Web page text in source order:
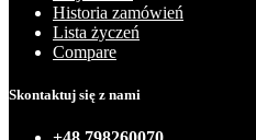
Historia zamówień
Lista życzeń
Compare
Skontaktuj się z nami